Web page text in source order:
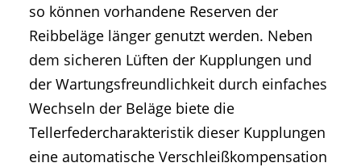
so können vorhandene Reserven der
Reibbeläge länger genutzt werden. Neben
dem sicheren Lüften der Kupplungen und
der Wartungsfreundlichkeit durch einfaches
Wechseln der Beläge biete die
Tellerfedercharakteristik dieser Kupplungen
eine automatische Verschleißkompensation